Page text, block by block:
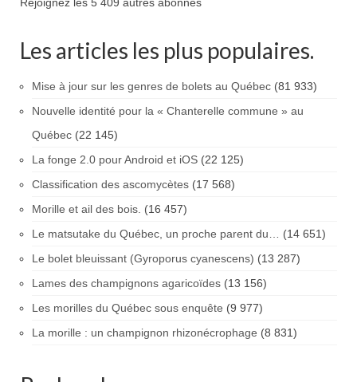
Rejoignez les 5 409 autres abonnés
Les articles les plus populaires.
Mise à jour sur les genres de bolets au Québec (81 933)
Nouvelle identité pour la « Chanterelle commune » au
Québec (22 145)
La fonge 2.0 pour Android et iOS (22 125)
Classification des ascomycètes (17 568)
Morille et ail des bois. (16 457)
Le matsutake du Québec, un proche parent du… (14 651)
Le bolet bleuissant (Gyroporus cyanescens) (13 287)
Lames des champignons agaricoïdes (13 156)
Les morilles du Québec sous enquête (9 977)
La morille : un champignon rhizonécrophage (8 831)